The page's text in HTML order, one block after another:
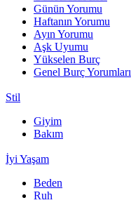
Günün Yorumu
Haftanın Yorumu
Ayın Yorumu
Aşk Uyumu
Yükselen Burç
Genel Burç Yorumları
Stil
Giyim
Bakım
İyi Yaşam
Beden
Ruh